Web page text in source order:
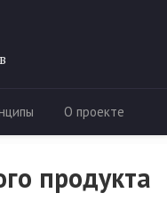
О проекте
продукта